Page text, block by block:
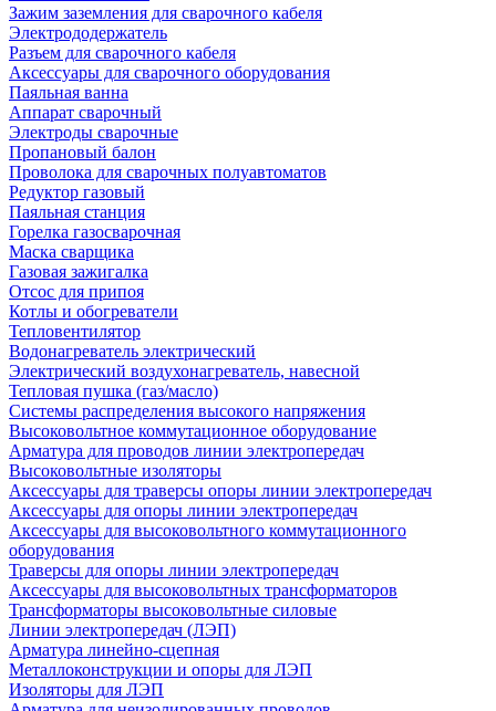
Зажим заземления для сварочного кабеля
Электрододержатель
Разъем для сварочного кабеля
Аксессуары для сварочного оборудования
Паяльная ванна
Аппарат сварочный
Электроды сварочные
Пропановый балон
Проволока для сварочных полуавтоматов
Редуктор газовый
Паяльная станция
Горелка газосварочная
Маска сварщика
Газовая зажигалка
Отсос для припоя
Котлы и обогреватели
Тепловентилятор
Водонагреватель электрический
Электрический воздухонагреватель, навесной
Тепловая пушка (газ/масло)
Системы распределения высокого напряжения
Высоковольтное коммутационное оборудование
Арматура для проводов линии электропередач
Высоковольтные изоляторы
Аксессуары для траверсы опоры линии электропередач
Аксессуары для опоры линии электропередач
Аксессуары для высоковольтного коммутационного
оборудования
Траверсы для опоры линии электропередач
Аксессуары для высоковольтных трансформаторов
Трансформаторы высоковольтные силовые
Линии электропередач (ЛЭП)
Арматура линейно-сцепная
Металлоконструкции и опоры для ЛЭП
Изоляторы для ЛЭП